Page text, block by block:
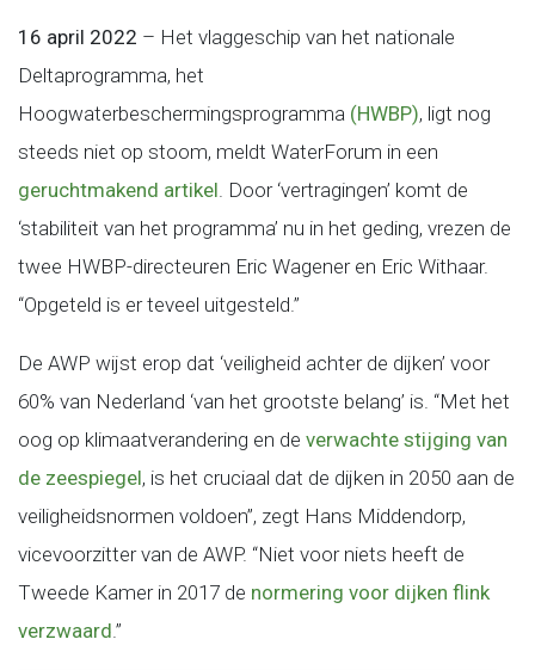
16 april 2022 – Het vlaggeschip van het nationale
Deltaprogramma, het
Hoogwaterbeschermingsprogramma (HWBP), ligt nog
steeds niet op stoom, meldt WaterForum in een
geruchtmakend artikel. Door ‘vertragingen’ komt de
‘stabiliteit van het programma’ nu in het geding, vrezen de
twee HWBP-directeuren Eric Wagener en Eric Withaar.
“Opgeteld is er teveel uitgesteld.”
De AWP wijst erop dat ‘veiligheid achter de dijken’ voor
60% van Nederland ‘van het grootste belang’ is. “Met het
oog op klimaatverandering en de verwachte stijging van
de zeespiegel, is het cruciaal dat de dijken in 2050 aan de
veiligheidsnormen voldoen”, zegt Hans Middendorp,
vicevoorzitter van de AWP. “Niet voor niets heeft de
Tweede Kamer in 2017 de normering voor dijken flink
verzwaard.”